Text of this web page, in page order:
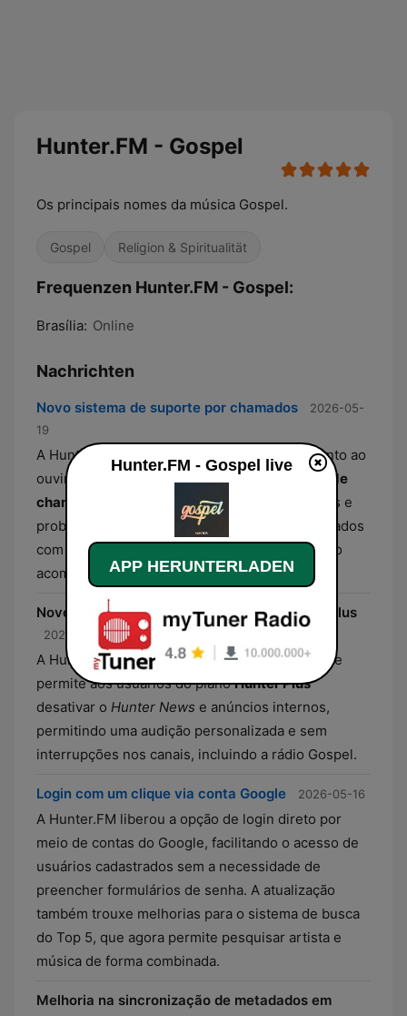
Hunter.FM - Gospel
Os principais nomes da música Gospel.
Gospel Religion & Spiritualität
Frequenzen Hunter.FM - Gospel:
Brasília: Online
Nachrichten
Novo sistema de suporte por chamados
2026-05-
19
A Hunter.FM atualizou seu canal de atendimento ao
ouvinte com a implementação de um
sistema de
chamados
. Agora, todas as dúvidas, sugestões e
problemas técnicos dos usuários ficam registrados
com histórico e status unificados para facilitar o
acompanhamento.
Novo controle de conteúdo para assinantes Plus
2026-05-19
A Hunter.FM introduziu uma funcionalidade que
permite aos usuários do planoHunter Plus
desativar o Hunter News e anúncios internos,
permitindo uma audição personalizada e sem
interrupções nos canais, incluindo a rádio Gospel.
Login com um clique via conta Google 2026-05-16
A Hunter.FM liberou a opção de login direto por
meio de contas do Google, facilitando o acesso de
usuários cadastrados sem a necessidade de
preencher formulários de senha. A atualização
também trouxe melhorias para o sistema de busca
do Top 5, que agora permite pesquisar artista e
música de forma combinada.
Melhoria na sincronização de metadados em
Hunter.FM - Gospel live
APP HERUNTERLADEN